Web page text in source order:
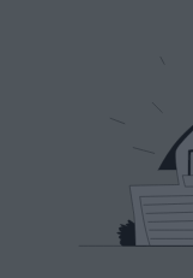
Mercantil